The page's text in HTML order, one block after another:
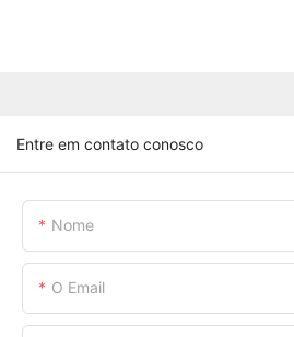
Entre em contato conosco
Nome
O Email